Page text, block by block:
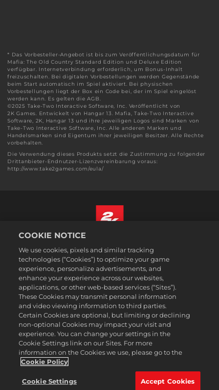
* Das Vorbesteller-Angebot ist bis zum Veröffentlichungsdatum für
Mafia: The Old Country Standard Edition und Deluxe Edition
verfügbar. Internetverbindung erforderlich, um Bonus-Inhalt
freizuschalten. Bei digitalen Vorbestellungen werden Gegenstände
beim Start automatisch im Spiel aktiviert. Bei physischen
Vorbestellungen liegt der Box ein Code bei, der im Spiel eingelöst
werden kann. Es gelten die AGB.
©2025 Take-Two Interactive Software, Inc. Veröffentlicht von
2K Games. Entwickelt von Hangar 13. Mafia, Take-Two Interactive
Software, 2K, Hangar 13 und ihre jeweiligen Logos sind Marken von
Take-Two Interactive Software, Inc. Alle anderen Marken und
Handelsmarken sind Eigentum ihrer jeweiligen Besitzer. Alle Rechte
vorbehalten.
Die Verwendung dieses Produkts setzt die Zustimmung zu folgender
Drittanbieter-Endnutzer-Lizenzvereinbarung voraus:
http://www.take2games.com/eula/
Impressum
Datenschutzrichtlinie
Cookie-Richtlinie
Support
Meine personenbezogenen Daten nicht verkaufen oder teilen
Bestellungen & Rückerstattungen
2K-Ad-Partner
©2016-2026 Take-Two Interactive Software Inc. 2K, Firaxis Games,
Civilization, and their respective logos are trademarks of Take-Two
Interactive Software, Inc. All rights reserved.
Alle hier erwähnten Warenzeichen sind das Eigentum ihrer jeweiligen
Deutsch
COOKIE NOTICE
We use cookies, pixels and similar tracking
technologies (“Cookies”) to optimize your game
experience, personalize advertisements, and
enhance your experience across our websites,
applications, or other web-based services (“Sites”).
These Cookies may transmit personal information
and video viewing information to third parties.
Certain Cookies are optional, but limiting or declining
non-optional Cookies may impact your visit and
experience. You can change your settings in the
Cookie Settings link on our Sites. For more
information on the Cookies we use, please go to the
Cookie Policy
Cookie Settings Accept Cookies